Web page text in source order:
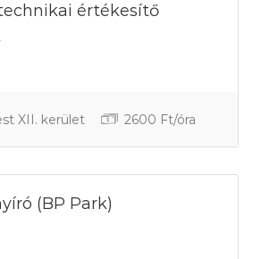
értékesítő
XII. kerület 2600 Ft/óra
(BP Park)